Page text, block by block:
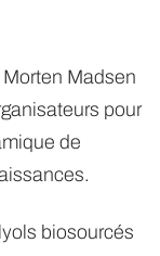
Madsen
pour
de
biosourcés